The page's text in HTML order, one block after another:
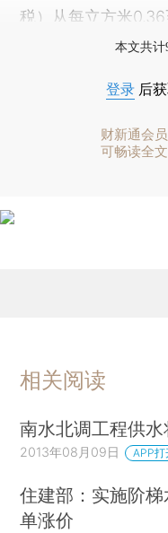
税）从每立方米
本文共计
登录 后
财新通会员
可畅读全文
相关阅读
南水北调工程供
2013年08月09日 APP打
住建部：实施阶
单涨价